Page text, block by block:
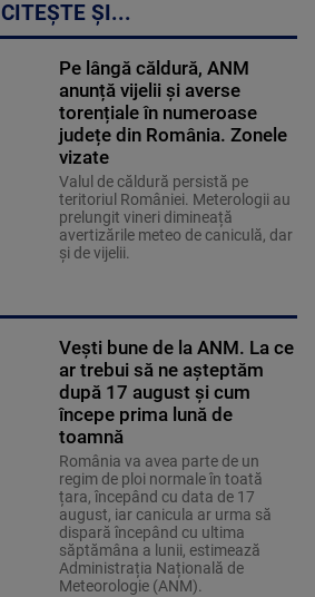
CITEȘTE ȘI...
Pe lângă căldură, ANM
anunță vijelii și averse
torențiale în numeroase
județe din România. Zonele
vizate
Valul de căldură persistă pe
teritoriul României. Meterologii au
prelungit vineri dimineață
avertizările meteo de caniculă, dar
și de vijelii.
Vești bune de la ANM. La ce
ar trebui să ne așteptăm
după 17 august și cum
începe prima lună de
toamnă
România va avea parte de un
regim de ploi normale în toată
țara, începând cu data de 17
august, iar canicula ar urma să
dispară începând cu ultima
săptămâna a lunii, estimează
Administrația Națională de
Meteorologie (ANM).